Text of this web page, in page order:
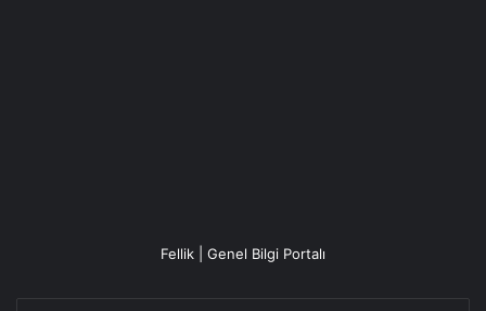
Fellik | Genel Bilgi Portalı